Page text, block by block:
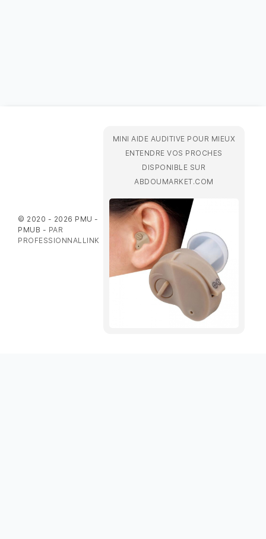
© 2020 - 2026 PMU -
PMUB - PAR
PROFESSIONNALLINK
MINI AIDE AUDITIVE POUR MIEUX
ENTENDRE VOS PROCHES
DISPONIBLE SUR
ABDOUMARKET.COM